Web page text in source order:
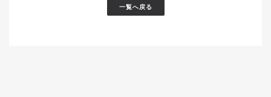
一覧へ戻る